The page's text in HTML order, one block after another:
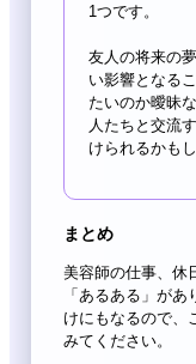
1つです。
友人の将来の
い影響となる
たいのか曖昧
人たちと交流
けられるかも
まとめ
美容師の仕事、休
「あるある」が
けにもなるので、
みてください。